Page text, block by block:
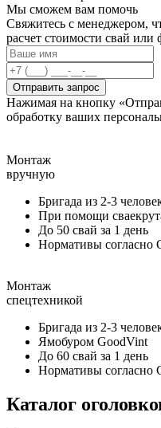
Мы сможем вам помочь
Свяжитесь с менеджером,
расчет стоимости свай или
Отправить запрос
Нажимая на кнопку
обработку ваших
Монтаж
вручную
Бригада из 2-3
При помощи
До 50 свай за 1 день
Нормативы
Монтаж
спецтехникой
Бригада из 2-3
Ямобуром GoodVint
До 60 свай за 1 день
Нормативы
Каталог